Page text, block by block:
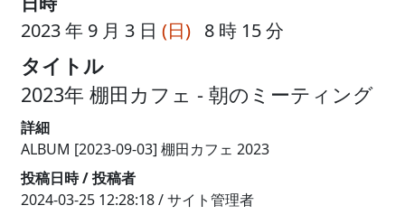
2023 年 9 月 3 日 (日) 8 時 15 分
タイトル
2023年 棚田カフェ - 朝のミーティング
詳細
ALBUM [2023-09-03] 棚田カフェ 2023
投稿日時 / 投稿者
2024-03-25 12:28:18 / サイト管理者